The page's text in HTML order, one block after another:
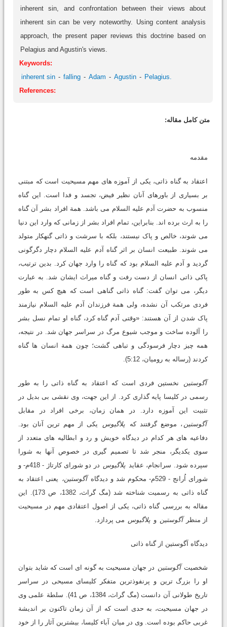
inherent sin, and confrontation between their views about
inherent sin can be very noteworthy. Using content analysis
approach, the present paper reviews this doctrine based on
Pelagius and Agustin's views.
Keywords:
inherent sin
falling Adam Agustin
Pelagius.
References:
متن کامل مقاله:
مقدمه
اعتقاد به گناه ذاتی، یکی از آموزه های مهم مسیحیت است که مبتنی
بر بسیاری از باورهای آنان نظیر فیض، تجسد و فدا است. این گناه
منسوب به حضرت آدم علیه السلام می باشد. همة افراد بشر آن گناه
را به ارث برده اند. بنابراین، تمام افراد بشر از زمانی که وارد این دنیا
می شوند، خالص و پاک نیستند، بلکه با سرشت و ذاتی گنهکار متولد
می شوند. طبیعت انسان بر اثر گناه آدم علیه السلام دچار دگرگونی
گردید و آدم علیه السلام بود که گناه را وارد جهان کرد. بدین ترتیب،
پاکی ذاتی انسان از دست رفت و گناه میراث ایشان شد. به عبارت
دیگر، می توان گفت: گناه ذاتی گناهی است که هیچ کس به طور
فردی مرتکب آن نشده، ولی همة فرزندان آدم علیه السلام نیازمند
پاک شدن از آن هستند: «وقتی آدم گناه کرد، گناه او تمام نسل بشر
را آلوده ساخت و موجب شیوع مرگ در سراسر جهان شد. در نتیجه،
همه چیز دچار فرسودگی و تباهی گشت؛ چون همة انسان ها گناه
کردند (رساله به رومیان، 5:12).
آگوستین
نخستین فردی است که اعتقاد به گناه ذاتی را به طور
رسمی در کلیسا پایه گذاری کرد. از این جهت، وی نقشی بی بدیل در
تثبیت این آموزه دارد. در همان زمان، برخی افراد در مقابل
آگوستین ، موضع گرفتند که پلاگیوس
یکی از مهم ترین آنان بود.
دفاعیه های هر کدام در دیدگاه خویش و رد و ابطالیه های متعدد از
سوی یکدیگر، منجر شد تا تصمیم گیری در خصوص آنها به شورا
سپرده شود. سرانجام، عقاید پلاگیوس
در دو شورای کارتاژ - 418م- و
شورای اُرانج - 529م- محکوم شد و دیدگاه
آگوستین، یعنی اعتقاد به
گناه ذاتی به رسمیت شناخته شد (مگ گراث، 1382، ص 173). این
مقاله به بررسی گناه ذاتی، یکی از اصول اعتقادی مهم در مسیحیت
از منظر
آگوستین و پلاگیوس می پردازد.
دیدگاه آگوستین از گناه ذاتی
شخصیت آگوستین در جهان مسیحیت به گونه ای است که شاید بتوان
او را بزرگ ترین و پرنفوذترین متفکر کلیسای مسیحی در سراسر
تاریخ طولانی آن دانست (مگ گراث، 1384، ص 41). سلطة علمی وی
در جهان مسیحیت، به حدی است که از آن زمان تاکنون بر اندیشة
غربی حاکم بوده است. وی در میان آباء کلیسا، بیشترین آثار را از خود